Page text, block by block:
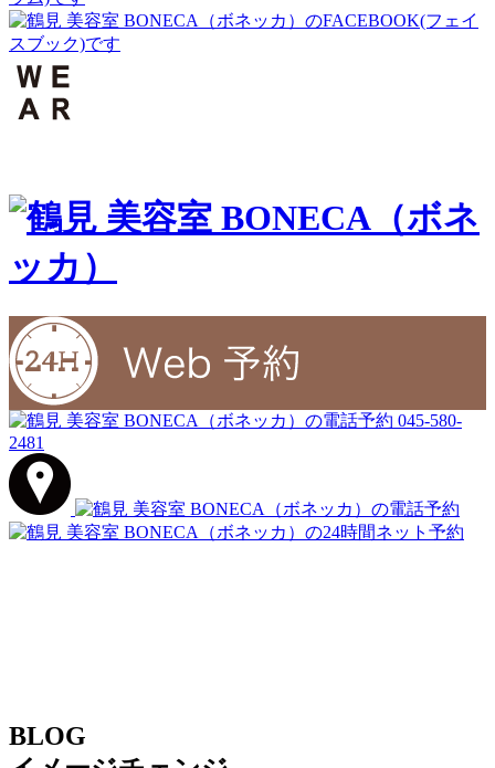
045-580-
2481
BLOG